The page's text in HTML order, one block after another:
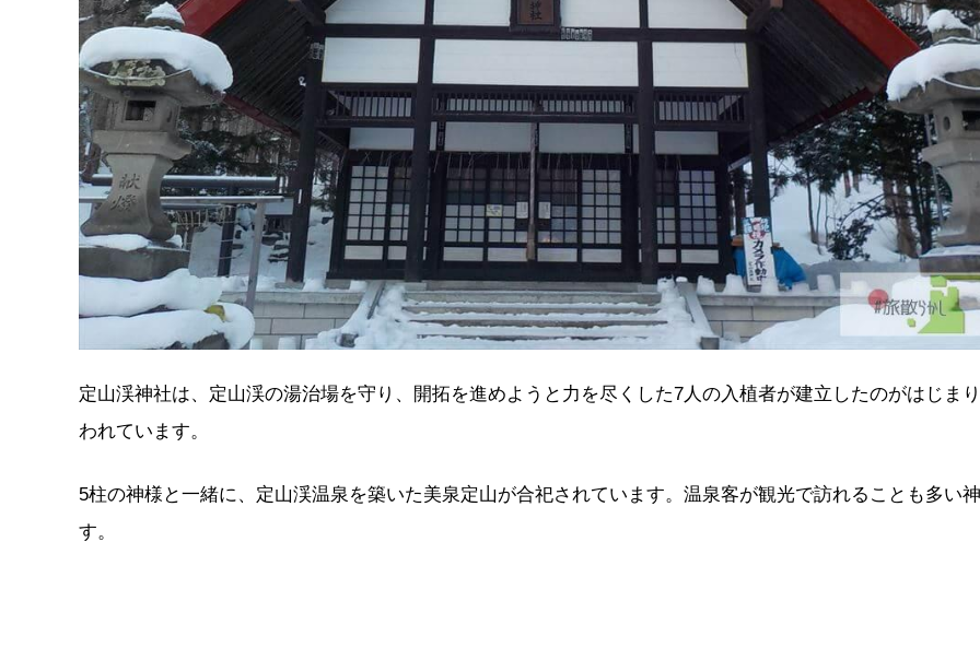
定山渓神社は、定山渓の湯治場を守り、開拓を進めようと力を尽くした7人の入植者が建立したのがはじま
われています。
5柱の神様と一緒に、定山渓温泉を築いた美泉定山が合祀されています。温泉客が観光で訪れることも多い
す。